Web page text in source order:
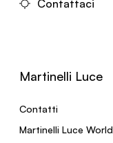
Contattaci
Martinelli Luce
Contatti
Martinelli Luce World